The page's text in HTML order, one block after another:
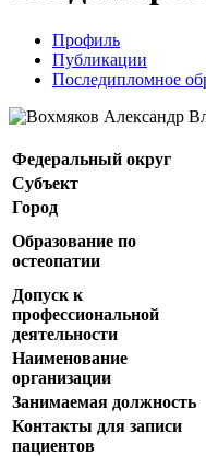
Профиль
Публикации
Последипломное
Федеральный округ
Субъект
Город
Образование по
остеопатии
Допуск к
профессиональной
деятельности
Наименование
организации
Занимаемая должность
Контакты для записи
пациентов